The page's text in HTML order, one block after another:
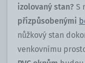
izolovaný stan? S
přizpůsobenými
nůžkový stan
venkovnímu